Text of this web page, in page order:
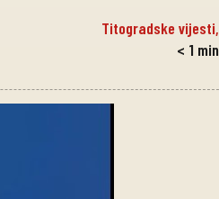
Titogradske vijesti,
< 1 min